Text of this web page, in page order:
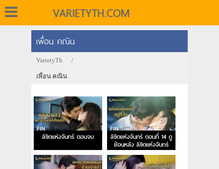
VARIETYTH.COM
เพื่อน คณิน
VarietyTh /
เพื่อน คณิน
ลิขิตแห่งจันทร์ ตอนจบ
ลิขิตแห่งจันทร์ ตอนที่ 14 ดู
ย้อนหลัง ลิขิตแห่งจันทร์
EP.14